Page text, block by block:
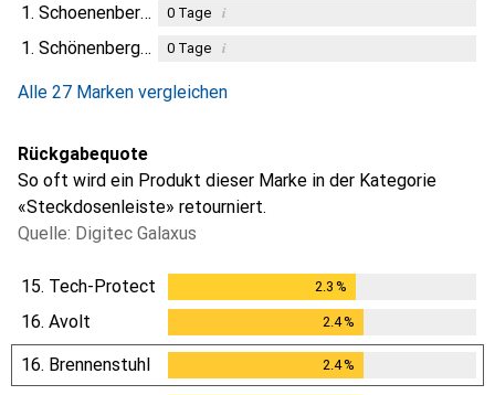
1. Schoenenberger 0Tage i
1. Schönenberger 0Tage i
Alle 27 Marken vergleichen
Rückgabequote
So oft wird ein Produkt dieser Marke in der Kategorie
«Steckdosenleiste» retourniert.
Quelle: Digitec Galaxus
15. Tech-Protect 2.3 %
16. Avolt 2.4%
16. Brennenstuhl 2.4%